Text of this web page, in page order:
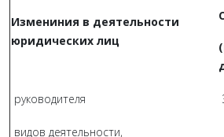
Измениния в деятельности
юридических лиц
руководителя
видов деятельности,